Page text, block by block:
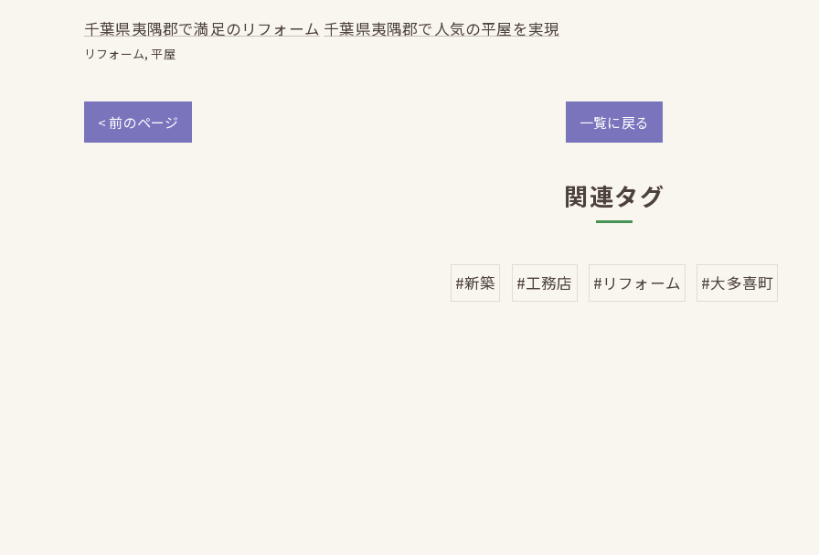
千葉県夷隅郡で満足のリフォーム 千葉県夷隅郡で人気の平屋を実現
リフォーム 平屋
< 前のページ 一覧に戻る
関連タグ
#新築 #工務店 #リフォーム #大多喜町